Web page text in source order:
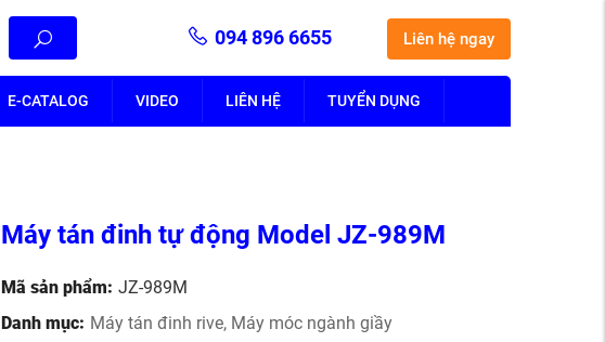
094 896 6655 Liên hệ ngay
E-CATALOG VIDEO LIÊN HỆ TUYỂN DỤNG
Máy tán đinh tự động Model JZ-989M
Mã sản phẩm: JZ-989M
Danh mục: Máy tán đinh rive, Máy móc ngành giầy